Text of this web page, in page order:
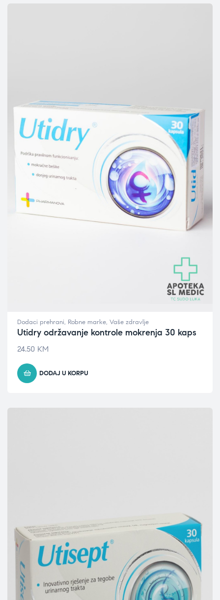
Dodaci prehrani, Robne marke, Vaše zdravlje
Utidry održavanje kontrole mokrenja 30 kaps
24.50 KM
DODAJ U KORPU